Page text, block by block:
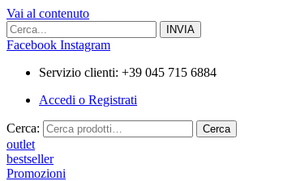
Vai al contenuto
Facebook Instagram
Servizio clienti: +39 045 715 6884
Accedi o Registrati
Cerca: Cerca
outlet
bestseller
Promozioni